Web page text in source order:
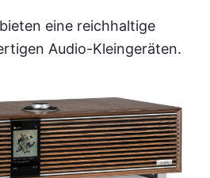
eine reichhaltige
Audio-Kleingeräten.